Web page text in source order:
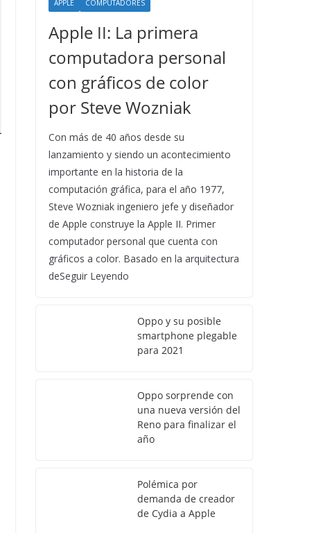
APPLE COMPUTADORES
Apple II: La primera
computadora personal
con gráficos de color
por Steve Wozniak
Con más de 40 años desde su
lanzamiento y siendo un acontecimiento
importante en la historia de la
computación gráfica, para el año 1977,
Steve Wozniak ingeniero jefe y diseñador
de Apple construye la Apple II. Primer
computador personal que cuenta con
gráficos a color. Basado en la arquitectura
deSeguir Leyendo
Oppo y su posible
smartphone plegable
para 2021
Oppo sorprende con
una nueva versión del
Reno para finalizar el
año
Polémica por
demanda de creador
de Cydia a Apple